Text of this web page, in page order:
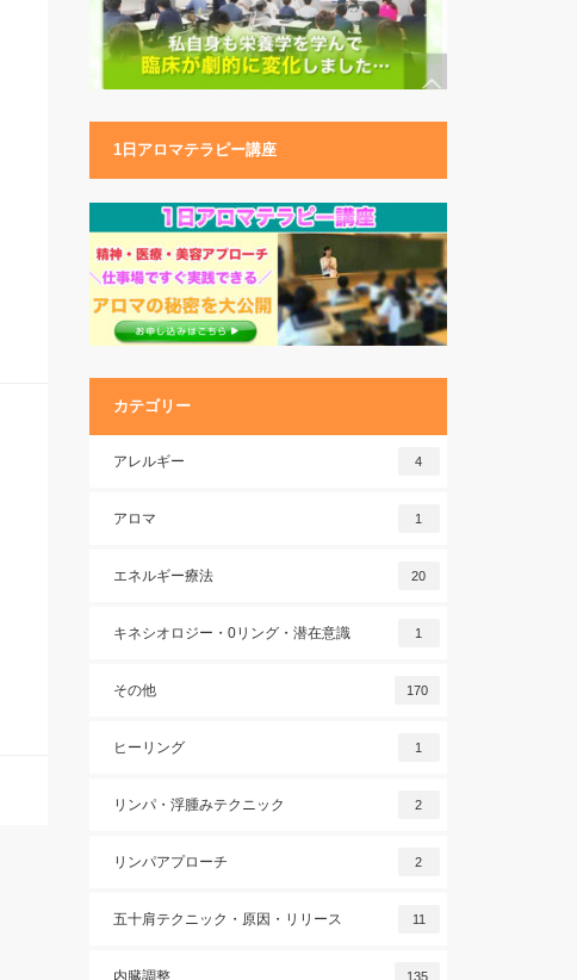
1日アロマテラピー講座
カテゴリー
アレルギー 4
アロマ 1
エネルギー療法 20
キネシオロジー・0リング・潜在意識 1
その他 170
ヒーリング 1
リンパ・浮腫みテクニック 2
リンパアプローチ 2
五十肩テクニック・原因・リリース 11
135